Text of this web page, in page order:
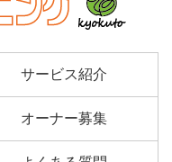
サービス紹介
オーナー募集